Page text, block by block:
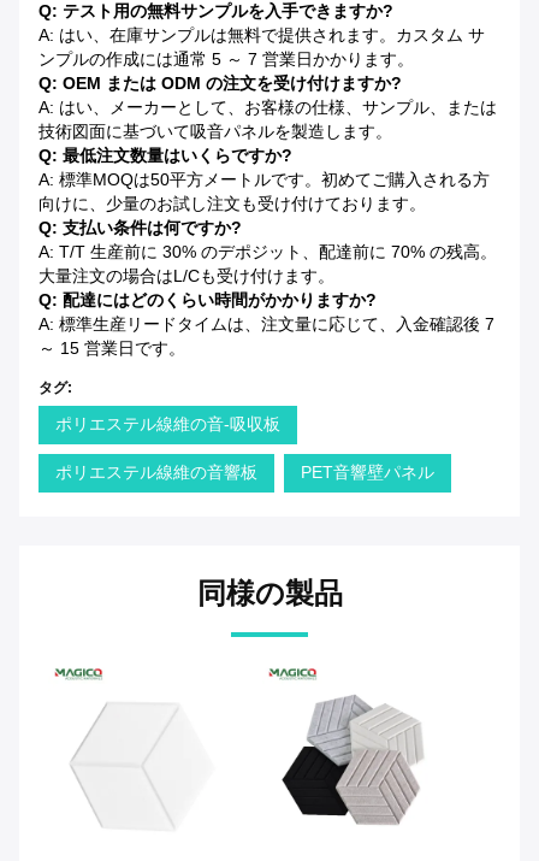
Q: テスト用の無料サンプルを入手できますか?
A: はい、在庫サンプルは無料で提供されます。カスタム サ
ンプルの作成には通常 5 ～ 7 営業日かかります。
Q: OEM または ODM の注文を受け付けますか?
A: はい、メーカーとして、お客様の仕様、サンプル、または
技術図面に基づいて吸音パネルを製造します。
Q: 最低注文数量はいくらですか?
A: 標準MOQは50平方メートルです。初めてご購入される方
向けに、少量のお試し注文も受け付けております。
Q: 支払い条件は何ですか?
A: T/T 生産前に 30% のデポジット、配達前に 70% の残高。
大量注文の場合はL/Cも受け付けます。
Q: 配達にはどのくらい時間がかかりますか?
A: 標準生産リードタイムは、注文量に応じて、入金確認後 7
～ 15 営業日です。
タグ:
ポリエステル線維の音-吸収板
ポリエステル線維の音響板 PET音響壁パネル
同様の製品